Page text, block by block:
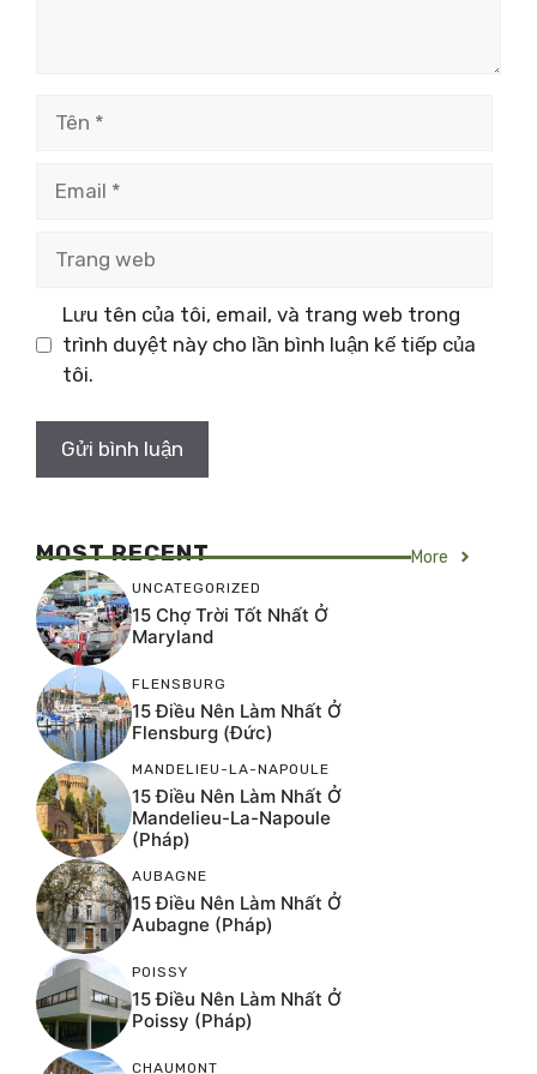
Lưu tên của tôi, email, và trang web trong
trình duyệt này cho lần bình luận kế tiếp của
tôi.
MOST RECENT More
UNCATEGORIZED
15 Chợ Trời Tốt Nhất Ở
Maryland
FLENSBURG
15 Điều Nên Làm Nhất Ở
Flensburg (Đức)
MANDELIEU-LA-NAPOULE
15 Điều Nên Làm Nhất Ở
Mandelieu-La-Napoule
(Pháp)
AUBAGNE
15 Điều Nên Làm Nhất Ở
Aubagne (Pháp)
POISSY
15 Điều Nên Làm Nhất Ở
Poissy (Pháp)
CHAUMONT